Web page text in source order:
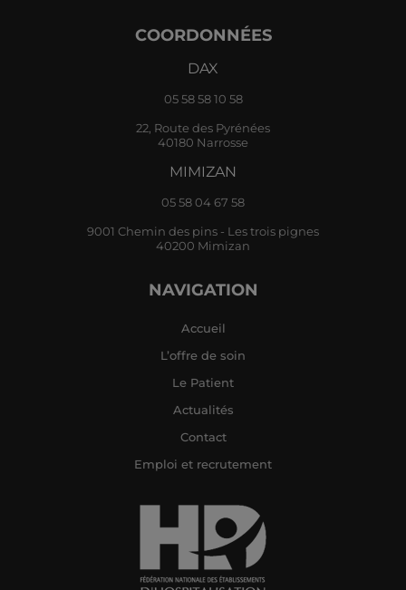
COORDONNÉES
DAX
05 58 58 10 58
22, Route des Pyrénées
40180 Narrosse
MIMIZAN
05 58 04 67 58
9001 Chemin des pins - Les trois pignes
40200 Mimizan
NAVIGATION
Accueil
L’offre de soin
Le Patient
Actualités
Contact
Emploi et recrutement